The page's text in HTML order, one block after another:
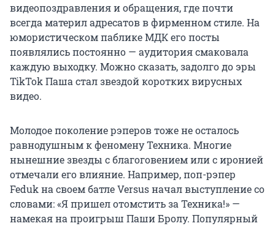
видеопоздравления и обращения, где почти
всегда материл адресатов в фирменном стиле. На
юмористическом паблике МДК его посты
появлялись постоянно — аудитория смаковала
каждую выходку. Можно сказать, задолго до эры
TikTok Паша стал звездой коротких вирусных
видео.
Молодое поколение рэперов тоже не осталось
равнодушным к феномену Техника. Многие
нынешние звезды с благоговением или с иронией
отмечали его влияние. Например, поп-рэпер
Feduk на своем батле Versus начал выступление со
словами: «Я пришел отомстить за Техника!» —
намекая на проигрыш Паши Бролу. Популярный